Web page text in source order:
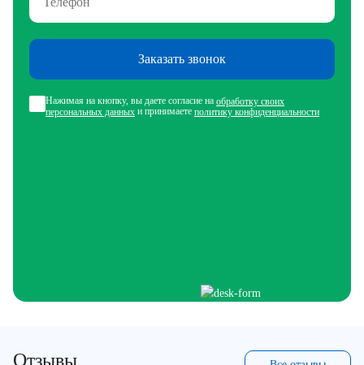
Заказать звонок
Нажимая на кнопку, вы даете согласие на обработку своих
персональных данных и принимаете политику конфиденциальности
Отзывы